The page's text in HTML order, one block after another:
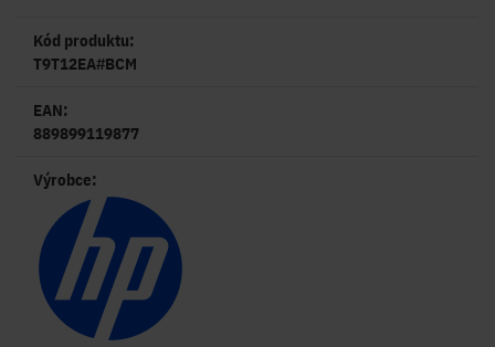
Kód produktu:
T9T12EA#BCM
EAN:
889899119877
Výrobce: